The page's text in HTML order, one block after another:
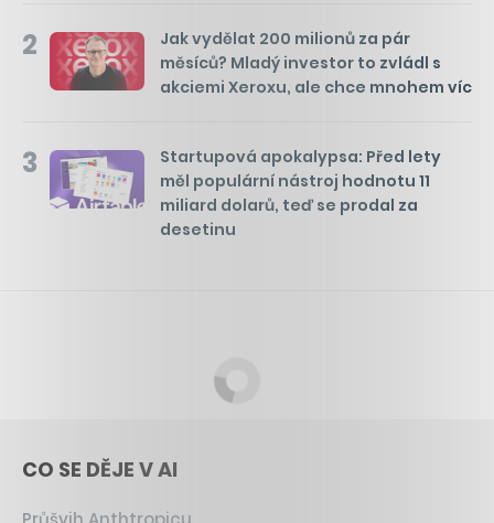
2
Jak vydělat 200 milionů za pár
měsíců? Mladý investor to zvládl s
akciemi Xeroxu, ale chce mnohem víc
3
Startupová apokalypsa: Před lety
měl populární nástroj hodnotu 11
miliard dolarů, teď se prodal za
desetinu
CO SE DĚJE V AI